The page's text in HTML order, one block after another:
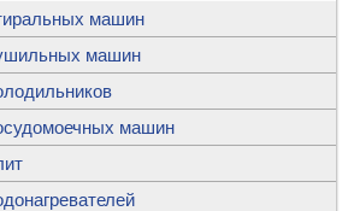
машин
машин
машин